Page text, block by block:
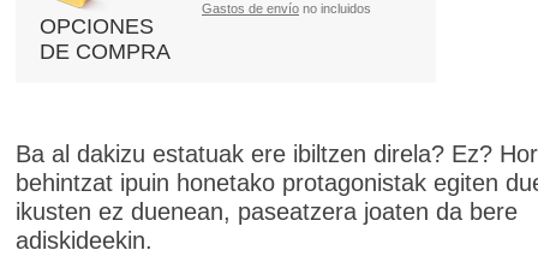
OPCIONES
DE COMPRA
Gastos de envío no incluidos
Ba al dakizu estatuak ere ibiltzen direla? Ez?
behintzat ipuin honetako protagonistak egiten
ikusten ez duenean, paseatzera joaten da bere
adiskideekin.